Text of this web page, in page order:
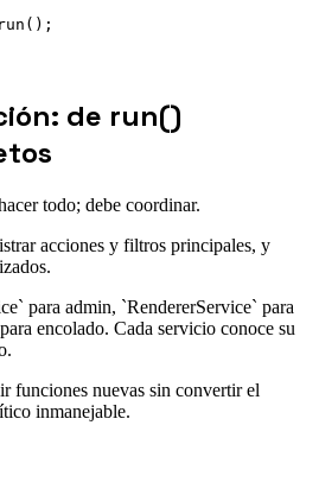
de run()
todo; debe coordinar.
acciones y filtros principales, y
para admin, `RendererService` para
encolado. Cada servicio conoce su
funciones nuevas sin convertir el
inmanejable.